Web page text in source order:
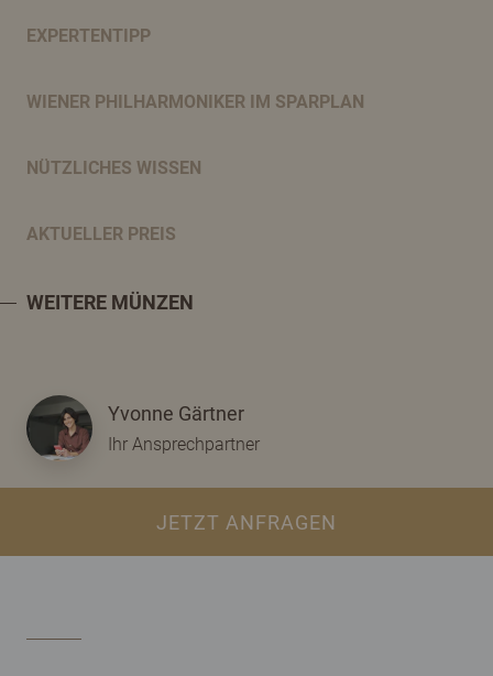
EXPERTENTIPP
WIENER PHILHARMONIKER IM SPARPLAN
NÜTZLICHES WISSEN
AKTUELLER PREIS
WEITERE MÜNZEN
Yvonne Gärtner
Ihr Ansprechpartner
JETZT ANFRAGEN